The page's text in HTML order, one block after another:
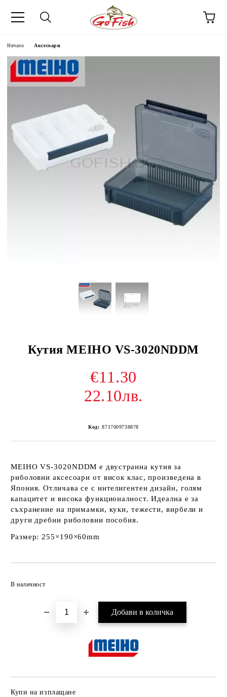
Начало Аксесоари
Кутия MEIHO VS-3020NDDM
€11.30
22.10лв.
Код: 8717009738878
MEIHO VS-3020NDDM е двустранна кутия за
риболовни аксесоари от висок клас, произведена в
Япония. Отличава се с интелигентен дизайн, голям
капацитет и висока функционалност. Идеална е за
съхранение на примамки, куки, тежести, вирбели и
други дребни риболовни пособия.
Размер: 255×190×60mm
В наличност
Купи на изплащане